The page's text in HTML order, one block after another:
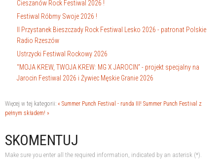
Cieszanów Rock Festiwal 2026 !
Festiwal Róbmy Swoje 2026 !
II Przystanek Bieszczady Rock Festiwal Lesko 2026 - patronat Polskie
Radio Rzeszów
Ustrzycki Festiwal Rockowy 2026
"MOJA KREW, TWOJA KREW: MG X JAROCIN” - projekt specjalny na
Jarocin Festiwal 2026 i Żywiec Męskie Granie 2026
Więcej w tej kategorii: « Summer Punch Festival - runda III! Summer Punch Festival z
pełnym składem! »
SKOMENTUJ
Make sure you enter all the required information, indicated by an asterisk (*).